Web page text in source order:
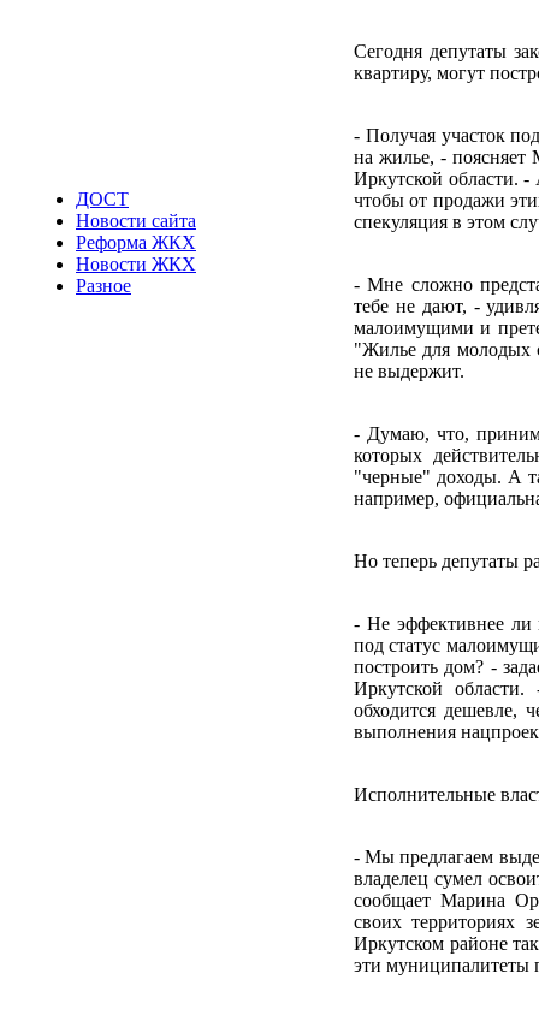
ДОСТ
Новости сайта
Реформа ЖКХ
Новости ЖКХ
Разное
Сегодня депутаты
квартиру, могут
- Получая участок
на жилье, - поясняет
Иркутской области. -
чтобы от продажи
спекуляция в этом
- Мне сложно
тебе не дают, -
малоимущими и
"Жилье для молодых
не выдержит.
- Думаю, что,
которых
"черные" доходы. А
например,
Но теперь депутаты
- Не эффективнее ли
под статус
построить дом? -
Иркутской
обходится дешевле,
выполнения
Исполнительные
- Мы предлагаем
владелец сумел
сообщает Марина
своих территориях
Иркутском районе
эти муниципалитеты